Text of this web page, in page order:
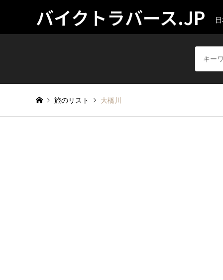
バイクトラバース.JP
旅のリスト 大橋川